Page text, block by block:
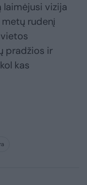
laimėjusi vizija
rudenį
pradžios ir
kas